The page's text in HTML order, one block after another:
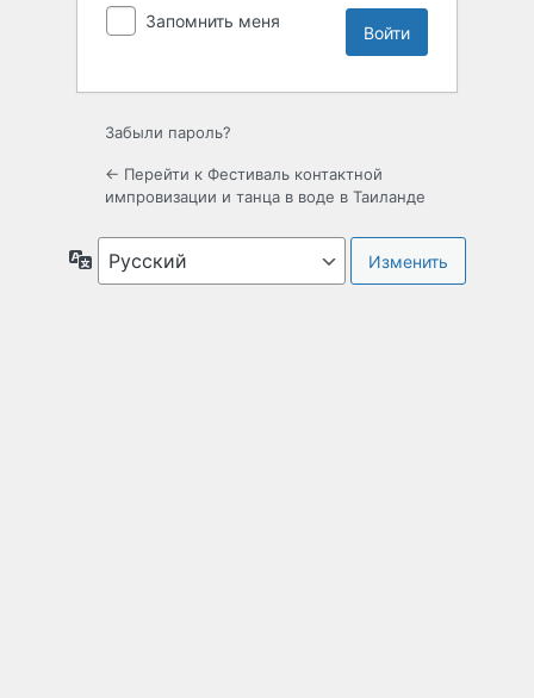
Запомнить меня
Забыли пароль?
← Перейти к Фестиваль контактной
импровизации и танца в воде в Таиланде
Язык